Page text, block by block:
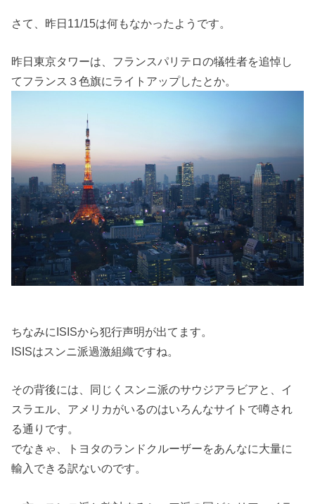
さて、昨日11/15は何もなかったようです。
昨日東京タワーは、フランスパリテロの犠牲者を追悼し
てフランス３色旗にライトアップしたとか。
ちなみにISISから犯行声明が出てます。
ISISはスンニ派過激組織ですね。
その背後には、同じくスンニ派のサウジアラビアと、イ
スラエル、アメリカがいるのはいろんなサイトで噂され
る通りです。
でなきゃ、トヨタのランドクルーザーをあんなに大量に
輸入できる訳ないのです。